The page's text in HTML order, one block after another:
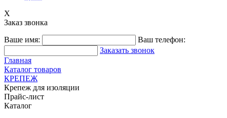
X
Заказ звонка
Ваше имя:
Ваш телефон:
Заказать звонок
Главная
Каталог товаров
КРЕПЕЖ
Крепеж для изоляции
Прайс-лист
Каталог